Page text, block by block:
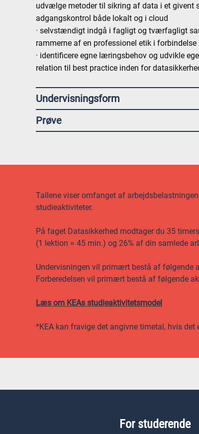
udvælge metoder til sikring af data i et givent
adgangskontrol både lokalt og i cloud
· selvstændigt indgå i fagligt og tværfagligt
rammerne af en professionel etik i
· identificere egne læringsbehov og udvikle
relation til best practice inden for
Undervisningsform
Prøve
Tallene viser omfanget af
studieaktiviteter.
På faget Datasikkerhed modtager du 35
(1 lektion = 45 min.) og 26% af din samlede
Undervisningen vil primært bestå af følgende
Forberedelsen vil primært bestå af følgende
Læs om KEAs studieaktivitetsmodel
*KEA kan fravige det angivne timetal, hvis
For studerende